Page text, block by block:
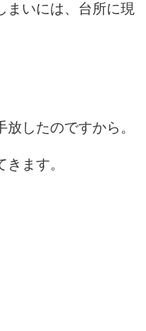
まいには、台所に現
したのですから。
ます。